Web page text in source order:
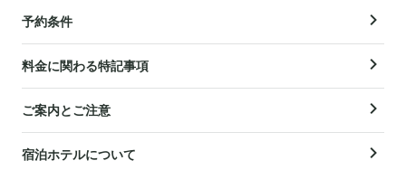
予約条件
料金に関わる特記事項
ご案内とご注意
宿泊ホテルについて